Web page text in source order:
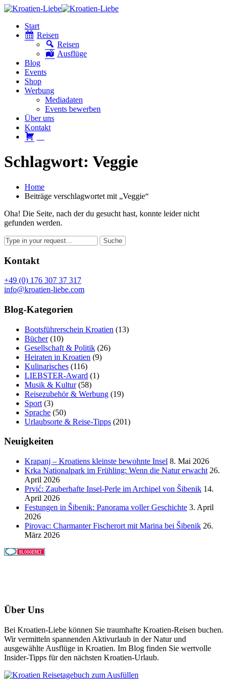
Start
Reisen
Reisen
Ausflüge
Blog
Events
Shop
Werbung
Mediadaten
Events bewerben
Über uns
Kontakt
Schlagwort: Veggie
Home
Beiträge verschlagwortet mit „Veggie“
Oha! Die Seite, nach der du gesucht hast, konnte leider nicht
gefunden werden.
Kontakt
+49 (0) 176 307 37 317
info@kroatien-liebe.com
Blog-Kategorien
Bootsführerschein Kroatien (13)
Bücher(10)
Gesellschaft & Politik (26)
Heiraten in Kroatien (9)
Kulinarisches (116)
LIEBSTER-Award (1)
Musik & Kultur(58)
Reisezubehör & Werbung (19)
Sport (3)
Sprache (50)
Urlaubsorte & Reise-Tipps (201)
Neuigkeiten
Krapanj – Kroatiens kleinste bewohnte Insel 8. Mai 2026
Krka Nationalpark im Frühling: Wenn die Natur erwacht 26.
April 2026
Prvić: Zauberhafte Insel-Perle im Archipel von Šibenik 14.
April 2026
Festungen in Šibenik: Panorama voller Geschichte 3. April
2026
Pirovac: Charmanter Fischerort mit Marina bei Šibenik 26.
März 2026
Über Uns
Bei Kroatien-Liebe können Sie traumhafte Kroatien-Reisen buchen.
Wir vermitteln spannenden Aktivurlaub in der Natur und
ausgewählte Ausflüge in Kroatien. Im Blog finden Sie wertvolle
Insider-Tipps für den nächsten Kroatien-Urlaub.